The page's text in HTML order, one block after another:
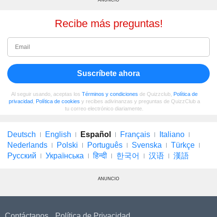
Recibe más preguntas!
Suscríbete ahora
Al seguir usando, aceptas los Términos y condiciones de Quizzclub, Política de
privacidad, Política de cookies y recibes adivinanzas y preguntas de QuizzClub a
tu correo electrónico diariamente.
Deutsch English Español Français
Italiano
Nederlands
Polski Português Svenska
Türkçe
Русский
Українська हिन्दी 한국어 汉语 漢語
ANUNCIO